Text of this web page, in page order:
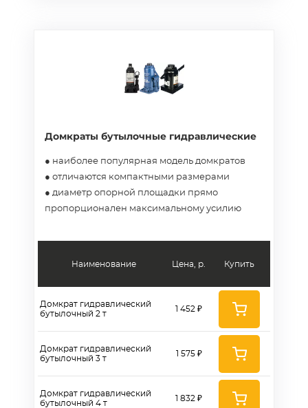
Домкраты бутылочные гидравлические
● наиболее популярная модель домкратов
● отличаются компактными размерами
● диаметр опорной площадки прямо
пропорционален максимальному усилию
Наименование
Домкрат гидравлический
бутылочный 2 т
Домкрат гидравлический
бутылочный 3 т
Домкрат гидравлический
бутылочный 4 т
Цена, р.
1 452 ₽
1 575 ₽
1 832 ₽
Купить